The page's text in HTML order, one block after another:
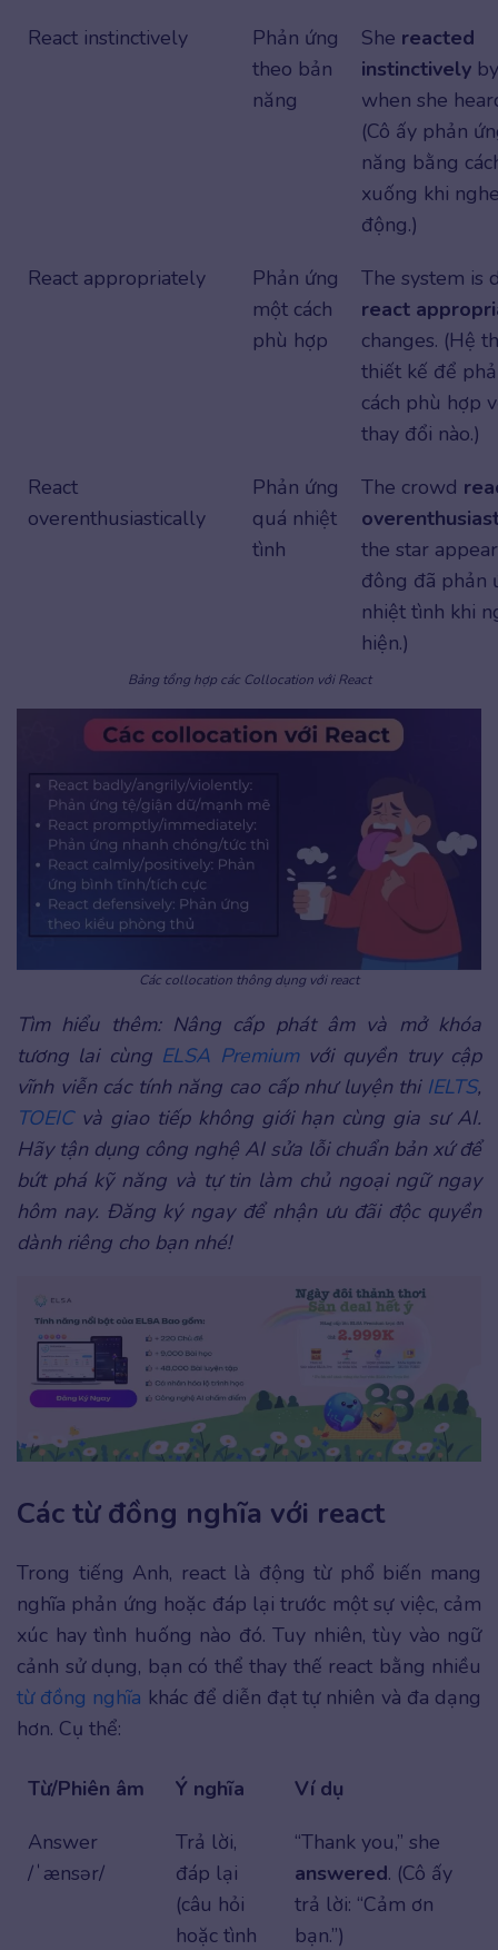
React instinctively
Phản ứng
theo bản
năng
She reacted
instinctively
when she
(Cô ấy phản
năng bằng
xuống khi
động.)
React appropriately
Phản ứng
một cách
phù hợp
The system is
react
changes. (Hệ
thiết kế để
cách phù hợp
thay đổi nào.)
React
overenthusiastically
Phản ứng
quá nhiệt
tình
The crowd
the star
đông đã phản
nhiệt tình khi
hiện.)
Bảng tổng hợp các Collocation với React
Các collocation thông dụng với react
Tìm hiểu thêm: Nâng cấp phát âm và mở khóa
tương lai cùng ELSA Premiumvới quyền truy cập
vĩnh viễn các tính năng cao cấp như luyện thi IELTS,
TOEICvà giao tiếp không giới hạn cùng gia sư AI.
Hãy tận dụng công nghệ AI sửa lỗi chuẩn bản xứ để
bứt phá kỹ năng và tự tin làm chủ ngoại ngữ ngay
hôm nay. Đăng ký ngay để nhận ưu đãi độc quyền
dành riêng cho bạn nhé!
Các từ đồng nghĩa với react
Trong tiếng Anh, react là động từ phổ biến mang
nghĩa phản ứng hoặc đáp lại trước một sự việc, cảm
xúc hay tình huống nào đó. Tuy nhiên, tùy vào ngữ
cảnh sử dụng, bạn có thể thay thế react bằng nhiều
từ đồng nghĩa khác để diễn đạt tự nhiên và đa dạng
hơn. Cụ thể:
Từ/Phiên âm Ý nghĩa
Ví dụ
Answer
/ˈænsər/
Trả lời,
đáp lại
(câu hỏi
hoặc tình
“Thank you,” she
answered. (Cô ấy
trả lời: “Cảm ơn
bạn.”)